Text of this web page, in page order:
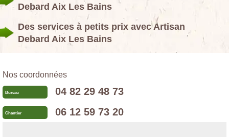
Debard Aix Les Bains
Des services à petits prix avec Artisan
Debard Aix Les Bains
Nos coordonnées
Bureau 04 82 29 48 73
Chantier 06 12 59 73 20